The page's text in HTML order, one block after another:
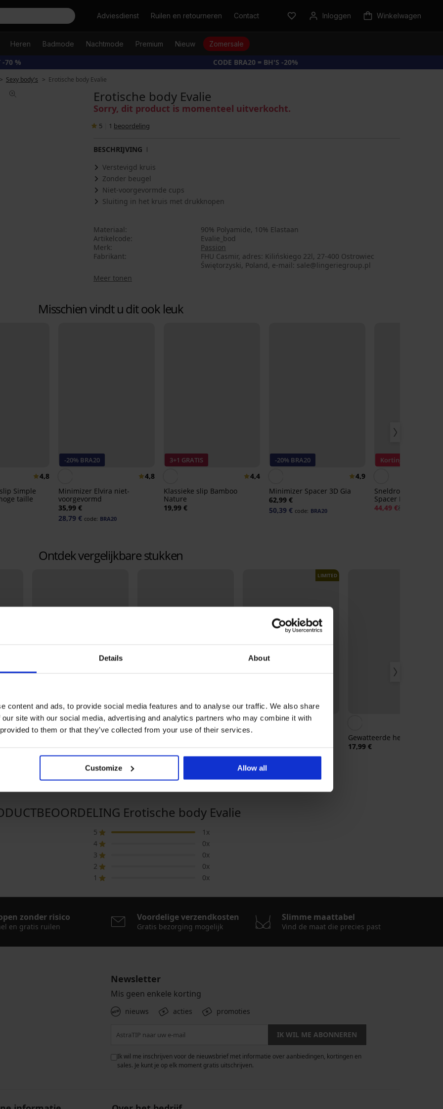
Details About
content and ads, to provide social media features and to analyse our traffic. We also share
site with our social media, advertising and analytics partners who may combine it with
to them or that they’ve collected from your use of their services.
Customize Allow all
ZoekenAdviesdienst Ruilen en retourneren Contact Inloggen Winkelwagen
Heren Badmode Nachtmode Premium Nieuw Zomersale
-70 % CODE BRA20 = BH'S -20%
Sexy body's Erotische body Evalie
Erotische body Evalie
Sorry, dit product is momenteel uitverkocht.
5 1 beoordeling
BESCHRIJVING
Verstevigd kruis
Zonder beugel
Niet-voorgevormde cups
Sluiting in het kruis met drukknopen
Materiaal
90% Polyamide, 10% Elastaan
Artikelcode
Evalie_bod
Merk
Passion
Fabrikant
FHU Casmir, adres: Kilińskiego 22l, 27-400 Ostrowiec
Świętorzyski, Poland, e-mail: sale@lingeriegroup.pl
Meer tonen
Misschien vindt u dit ook leuk
4,8
Simple
taille
-20% BRA20
4,8
Minimizer Elvira niet-
voorgevormd
35,99 €
28,79 € code: BRA20
3+1 GRATIS
4,4
Klassieke slip Bamboo
Nature
19,99 €
-20% BRA20
4,9
Minimizer Spacer 3D Gia
62,99 €
50,39 € code: BRA20
Korting -50%
Sneldrogende
Spacer Flowerkiss
44,49 €88,99 €
Ontdek vergelijkbare stukken
4,8
5
Thermo T-shirt Effecto
20,99 €
Korting -60%
5
Erotische set Obsessive
Stelisa
16,40 €40,99 €
Korting -70%
LIMITED
15,60 €51,99 €
Gewatteerde heupband
17,99 €
Erotische body Evalie
5
1x
4
0x
3
0x
2
0x
1
0x
zonder risico
en gratis ruilen
Voordelige verzendkosten
Gratis bezorging mogelijk
Slimme maattabel
Vind de maat die precies past
Newsletter
Mis geen enkele korting
nieuws acties promoties
IK WIL ME ABONNEREN
Ik wil me inschrijven voor de nieuwsbrief met informatie over aanbiedingen, kortingen en
sales. Je kunt je op elk moment gratis uitschrijven.